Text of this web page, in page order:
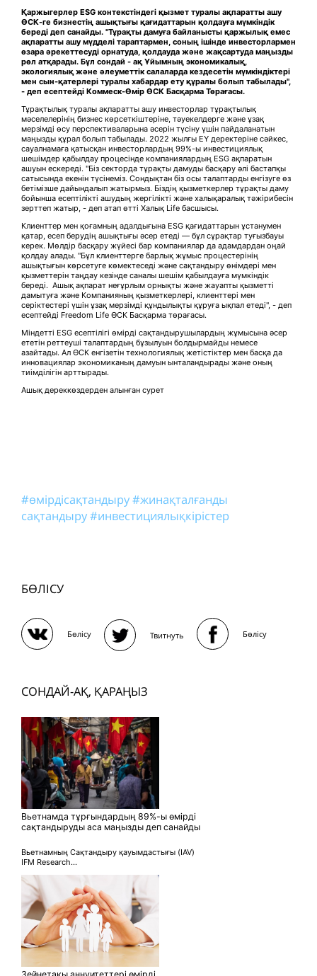
Қаржыгерлер ESG контекстіндегі қызмет туралы ақпаратты ашу
ӨСК-ге бизнестің ашықтығы қағидаттарын қолдауға мүмкіндік
береді деп санайды. "Тұрақты дамуға байланысты қаржылық емес
ақпаратты ашу мүдделі тараптармен, соның ішінде инвесторлармен
өзара әрекеттесуді орнатуда, қолдауда және жақсартуда маңызды
рөл атқарады. Бұл сондай - ақ Ұйымның экономикалық,
экологиялық және әлеуметтік салаларда кездесетін мүмкіндіктері
мен сын-қатерлері туралы хабардар ету құралы болып табылады",
- деп есептейді Коммеск-Өмір ӨСК Басқарма Төрағасы.
Тұрақтылық туралы ақпаратты ашу инвесторлар тұрақтылық
мәселелерінің бизнес көрсеткіштеріне, тәуекелдерге және ұзақ
мерзімді өсу перспективаларына әсерін түсіну үшін пайдаланатын
маңызды құрал болып табылады. 2022 жылғы EY деректеріне сәйкес,
сауалнамаға қатысқан инвесторлардың 99%-ы инвестициялық
шешімдер қабылдау процесінде компаниялардың ESG ақпаратын
ашуын ескереді. "Біз секторда тұрақты дамуды басқару әлі бастапқы
сатысында екенін түсінеміз. Сондықтан біз осы талаптарды енгізуге өз
бетімізше дайындалып жатырмыз. Біздің қызметкерлер тұрақты даму
бойынша есептілікті ашудың жергілікті және халықаралық тәжірибесін
зерттеп жатыр, - деп атап өтті Халық Life басшысы.
Клиенттер мен қоғамның адалдығына ESG қағидаттарын ұстанумен
қатар, есеп берудің ашықтығы әсер етеді ― бұл сұрақтар туғызбауы
керек. Мөлдір басқару жүйесі бар компаниялар да адамдардан оңай
қолдау алады. "Бұл клиенттерге барлық жұмыс процестерінің
ашықтығын көрсетуге көмектеседі және сақтандыру өнімдері мен
қызметтерін таңдау кезінде саналы шешім қабылдауға мүмкіндік
береді. Ашық ақпарат неғұрлым орнықты және жауапты қызметті
дамытуға және Компанияның қызметкерлері, клиенттері мен
серіктестері үшін ұзақ мерзімді құндылықты құруға ықпал етеді", - деп
есептейді Freedom Life ӨСК Басқарма төрағасы.
Міндетті ESG есептілігі өмірді сақтандырушылардың жұмысына әсер
ететін реттеуші талаптардың бұзылуын болдырмайды немесе
азайтады. Ал ӨСК енгізетін технологиялық жетістіктер мен басқа да
инновациялар экономиканың дамуын ынталандырады және оның
тиімділігін арттырады.
Ашық дереккөздерден алынған сурет
#өмірдісақтандыру#жинақталғанды
сақтандыру#инвестициялықкірістер
БӨЛІСУ
Бөлісу Твитнуть Бөлісу
СОНДАЙ-АҚ, ҚАРАҢЫЗ
Вьетнамда тұрғындардың 89%-ы өмірді
сақтандыруды аса маңызды деп санайды
Вьетнамның Сақтандыру қауымдастығы (IAV)
IFM Research...